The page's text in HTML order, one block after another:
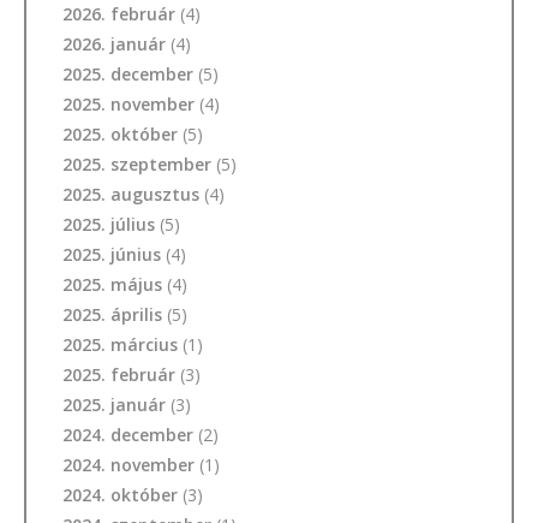
2026. február (4)
2026. január (4)
2025. december (5)
2025. november (4)
2025. október (5)
2025. szeptember (5)
2025. augusztus (4)
2025. július (5)
2025. június (4)
2025. május (4)
2025. április (5)
2025. március (1)
2025. február (3)
2025. január (3)
2024. december (2)
2024. november (1)
2024. október (3)